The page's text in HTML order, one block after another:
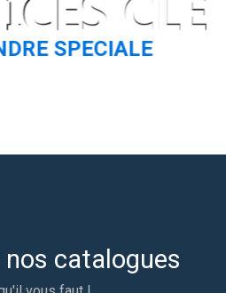
SPECIALE
catalogues